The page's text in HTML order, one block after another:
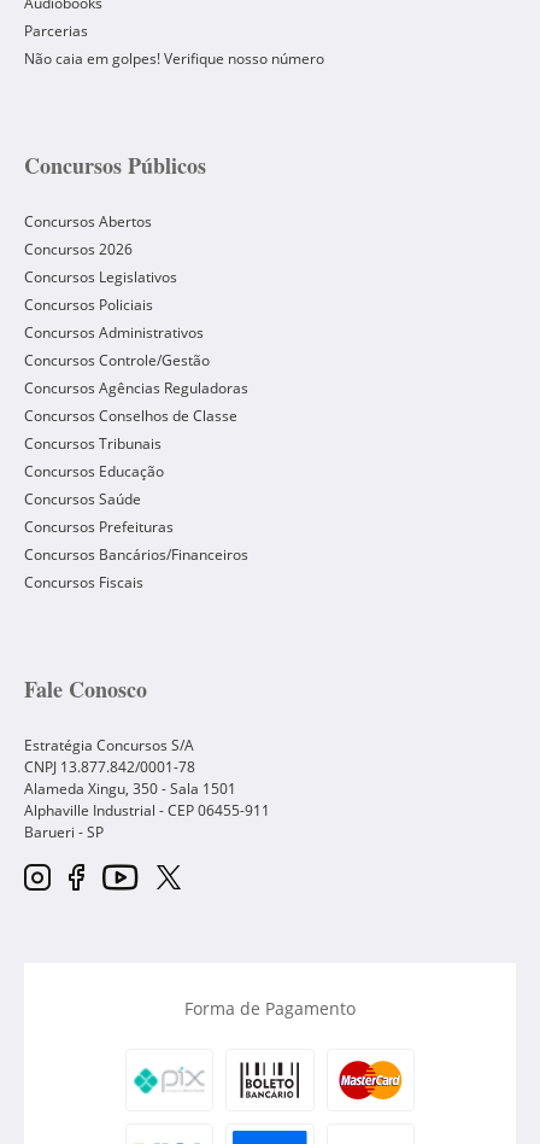
Parcerias
Não caia em golpes! Verifique nosso número
Concursos Públicos
Concursos Abertos
Concursos 2026
Concursos Legislativos
Concursos Policiais
Concursos Administrativos
Concursos Controle/Gestão
Concursos Agências Reguladoras
Concursos Conselhos de Classe
Concursos Tribunais
Concursos Educação
Concursos Saúde
Concursos Prefeituras
Concursos Bancários/Financeiros
Concursos Fiscais
Fale Conosco
Estratégia Concursos S/A
CNPJ 13.877.842/0001-78
Alameda Xingu, 350 - Sala 1501
Alphaville Industrial - CEP06455-911
Barueri -SP
Forma de Pagamento